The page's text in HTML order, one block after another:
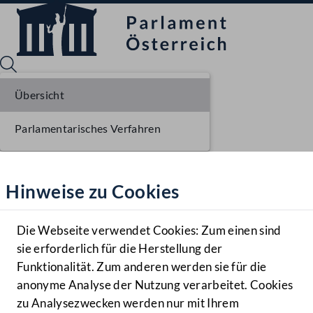
Hilfe
Benutzer
Navigationsmenü öffnen
MENÜ
Hinweise zu Cookies
Die Webseite verwendet Cookies: Zum einen sind
sie erforderlich für die Herstellung der
Funktionalität. Zum anderen werden sie für die
anonyme Analyse der Nutzung verarbeitet. Cookies
zu Analysezwecken werden nur mit Ihrem
Übersicht
Parlamentarisches Verfahren